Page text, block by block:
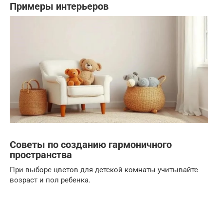
Примеры интерьеров
Советы по созданию гармоничного
пространства
При выборе цветов для детской комнаты учитывайте
возраст и пол ребенка.